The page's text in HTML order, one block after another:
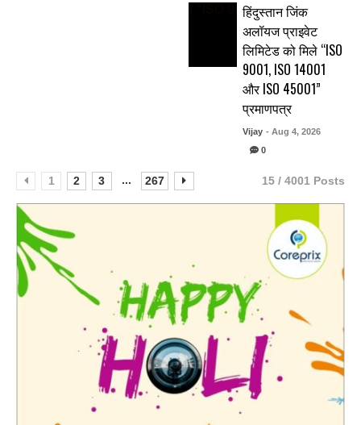
हिंदुस्तान जिंक
अलॉयज प्राइवेट
लिमिटेड को मिले “ISO
9001, ISO 14001
और ISO 45001”
प्रमाणपत्र
Vijay - Aug 4, 2026
0
1 2 3 ... 267 15 / 4001 Posts